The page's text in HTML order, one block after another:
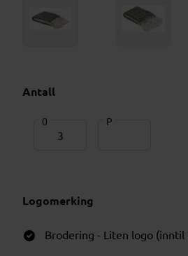
Antall
0 P
Logomerking
Brodering - Liten logo (inntil